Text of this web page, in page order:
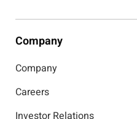
Company
Company
Careers
Investor Relations